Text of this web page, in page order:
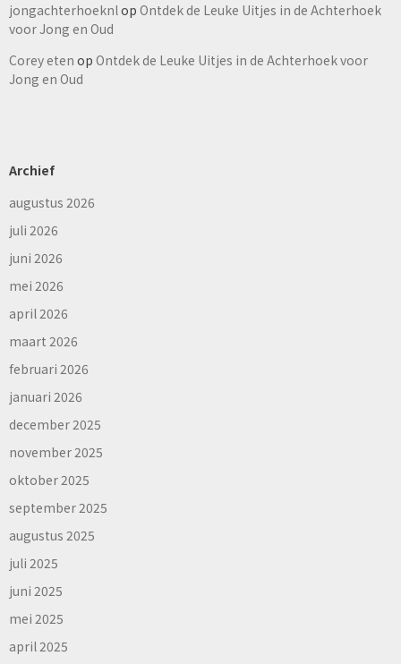
jongachterhoeknlop Ontdek de Leuke Uitjes in de Achterhoek
voor Jong en Oud
Corey eten op Ontdek de Leuke Uitjes in de Achterhoek voor
Jong en Oud
Archief
augustus 2026
juli 2026
juni 2026
mei 2026
april 2026
maart 2026
februari 2026
januari 2026
december 2025
november 2025
oktober 2025
september 2025
augustus 2025
juli 2025
juni 2025
mei 2025
april 2025